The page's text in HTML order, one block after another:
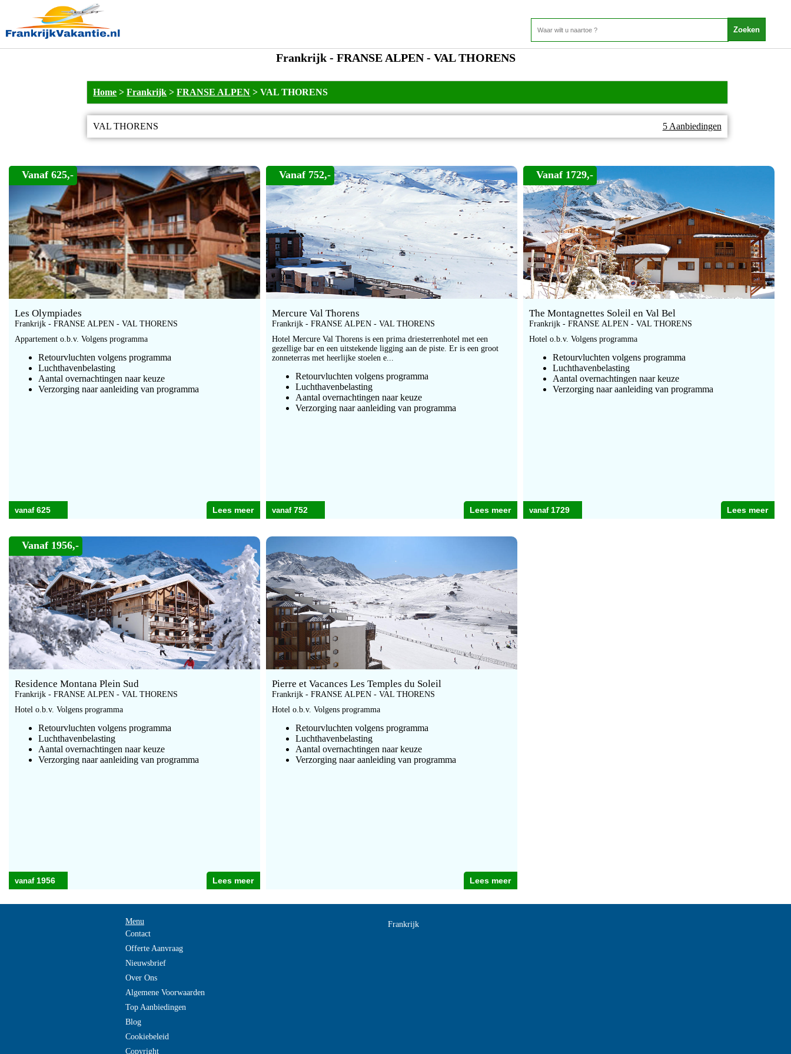
Frankrijk - FRANSE ALPEN - VAL THORENS
Home >Frankrijk >FRANSE ALPEN >VAL THORENS
VAL THORENS 5 Aanbiedingen
Vanaf 625,-
Les Olympiades
Frankrijk - FRANSE ALPEN - VAL THORENS
Appartement o.b.v. Volgens programma
Retourvluchten volgens programma
Luchthavenbelasting
Aantal overnachtingen naar keuze
Verzorging naar aanleiding van programma
Lees meer
625
Vanaf 752,-
Mercure Val Thorens
Frankrijk - FRANSE ALPEN - VAL THORENS
Hotel Mercure Val Thorens is een prima driesterrenhotel met een
gezellige bar en een uitstekende ligging aan de piste. Er is een groot
zonneterras met heerlijke stoelen e...
Retourvluchten volgens programma
Luchthavenbelasting
Aantal overnachtingen naar keuze
Verzorging naar aanleiding van programma
Lees meer
752
Vanaf 1729,-
The Montagnettes Soleil en Val Bel
Frankrijk - FRANSE ALPEN - VAL THORENS
Hotel o.b.v. Volgens programma
Retourvluchten volgens programma
Luchthavenbelasting
Aantal overnachtingen naar keuze
Verzorging naar aanleiding van programma
Lees meer
1729
Vanaf 1956,-
Residence Montana Plein Sud
Frankrijk - FRANSE ALPEN - VAL THORENS
Hotel o.b.v. Volgens programma
Retourvluchten volgens programma
Luchthavenbelasting
Aantal overnachtingen naar keuze
Verzorging naar aanleiding van programma
Lees meer
1956
Pierre et Vacances Les Temples du Soleil
Frankrijk - FRANSE ALPEN - VAL THORENS
Hotel o.b.v. Volgens programma
Retourvluchten volgens programma
Luchthavenbelasting
Aantal overnachtingen naar keuze
Verzorging naar aanleiding van programma
Lees meer
Menu
Contact
Offerte Aanvraag
Nieuwsbrief
Over Ons
Algemene Voorwaarden
Top Aanbiedingen
Blog
Cookiebeleid
Copyright
Frankrijk